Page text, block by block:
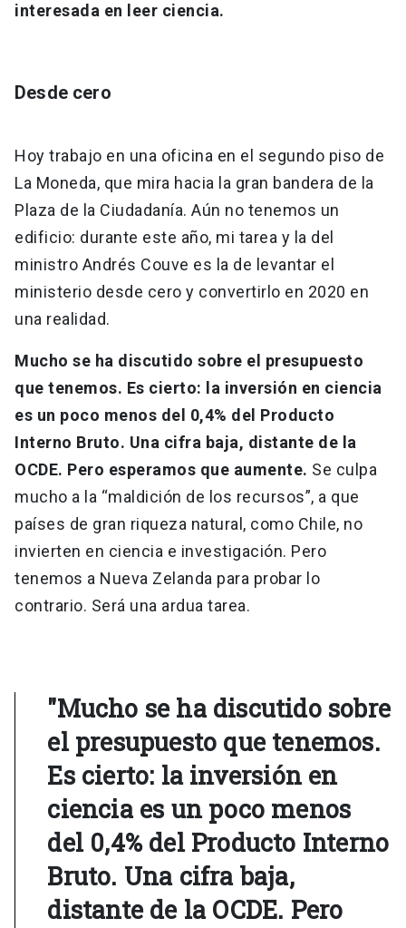
interesada en leer ciencia.
Desde cero
Hoy trabajo en una oficina en el segundo piso de
La Moneda, que mira hacia la gran bandera de la
Plaza de la Ciudadanía. Aún no tenemos un
edificio: durante este año, mi tarea y la del
ministro Andrés Couve es la de levantar el
ministerio desde cero y convertirlo en 2020 en
una realidad.
Mucho se ha discutido sobre el presupuesto
que tenemos. Es cierto: la inversión en ciencia
es un poco menos del 0,4% del Producto
Interno Bruto. Una cifra baja, distante de la
OCDE. Pero esperamos que aumente. Se culpa
mucho a la “maldición de los recursos”, a que
países de gran riqueza natural, como Chile, no
invierten en ciencia e investigación. Pero
tenemos a Nueva Zelanda para probar lo
contrario. Será una ardua tarea.
"Mucho se ha discutido sobre
el presupuesto que tenemos.
Es cierto: la inversión en
ciencia es un poco menos
del 0,4% del Producto Interno
Bruto. Una cifra baja,
distante de la OCDE. Pero